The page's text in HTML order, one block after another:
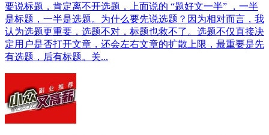
要说标题，肯定离不开选题，上面说的 “题好文一半” ，一半
是标题，一半是选题。为什么要先说选题？因为相对而言，我
认为选题更重要，选题不对，标题也救不了。选题不仅直接决
定用户是否打开文章，还会左右文章的扩散上限，最重要是先
有选题，后有标题。关...